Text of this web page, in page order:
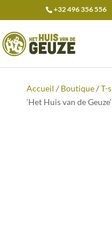
+32 496 356 556
pour :
Accueil / Boutique/T-
‘Het Huis van de Geuze’